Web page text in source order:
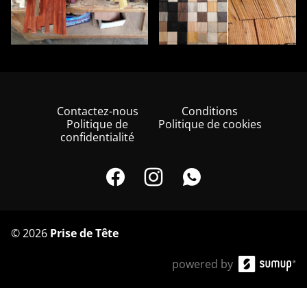
Contactez-nous
Conditions
Politique de
confidentialité
Politique de cookies
©2026 Prise de Tête
powered by